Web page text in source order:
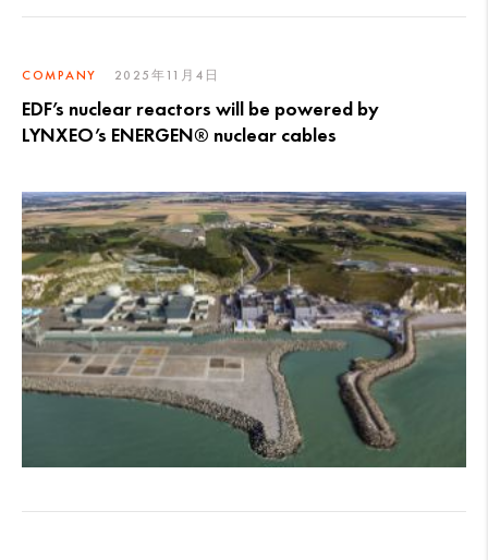
COMPANY 2025年11月4日
EDF’s nuclear reactors will be powered by
LYNXEO’s ENERGEN® nuclear cables